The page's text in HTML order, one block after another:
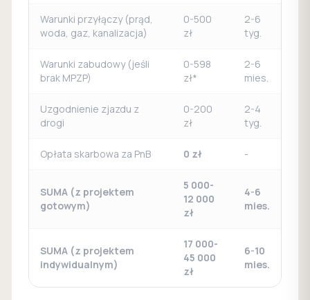
Warunki przyłączy (prąd,
woda, gaz, kanalizacja)
0-500
zł
2-6
tyg.
Warunki zabudowy (jeśli
brak MPZP)
0-598
zł*
2-6
mies.
Uzgodnienie zjazdu z
drogi
0-200
zł
2-4
tyg.
Opłata skarbowa za PnB 0 zł -
SUMA (z projektem
gotowym)
5 000-
12 000
zł
4-6
mies.
SUMA (z projektem
indywidualnym)
17 000-
45 000
zł
6-10
mies.